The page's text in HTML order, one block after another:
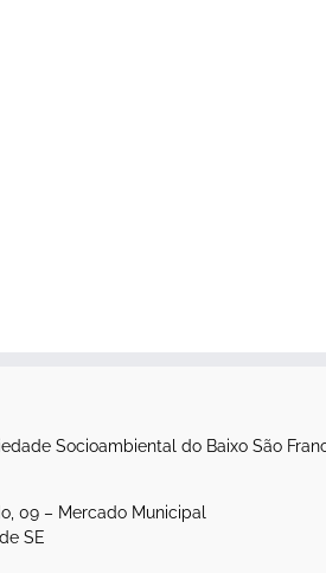
Socioambiental do Baixo São
09 – Mercado Municipal
SE